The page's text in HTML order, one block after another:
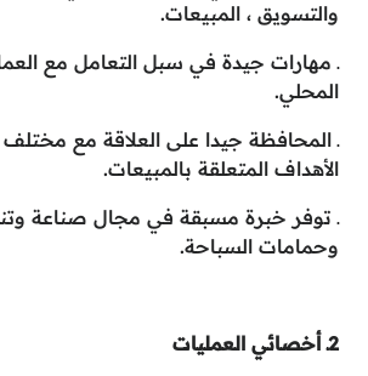
والتسويق ، المبيعات.
ـ مهارات جيدة في سبل التعامل مع
المحلي.
ـ المحافظة جيدا على العلاقة مع مختلف
الأهداف المتعلقة بالمبيعات.
ـ توفر خبرة مسبقة في مجال صناعة
وحمامات السباحة.
2ـ أخصائي العمليات